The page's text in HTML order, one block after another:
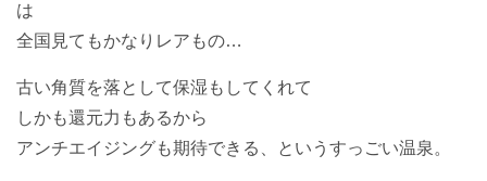
は
全国見てもかなりレアもの…
古い角質を落として保湿もしてくれて
しかも還元力もあるから
アンチエイジングも期待できる、というすっごい温泉。